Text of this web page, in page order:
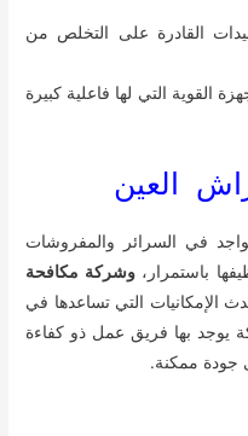
القادرة على التخلص من
القوية التي لها فاعلية كبيرة
العين
في السرائر والمفروشات
باستمرار،وشركة مكافحة
الإمكانيات التي تساعدها في
يوجد بها فريق عمل ذو كفاءة
جودة ممكنة.